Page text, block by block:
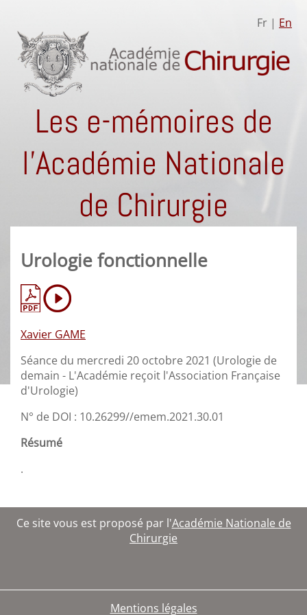
Fr | En
Les e-mémoires de
l'Académie Nationale
de Chirurgie
Urologie fonctionnelle
Xavier GAME
Séance du mercredi 20 octobre 2021 (Urologie de
demain - L'Académie reçoit l'Association Française
d'Urologie)
N° de DOI : 10.26299//emem.2021.30.01
Résumé
.
Ce site vous est proposé par l'Académie Nationale de
Chirurgie
Mentions légales